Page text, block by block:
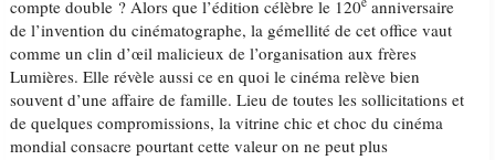
compte double ? Alors que l’édition célèbre le 120 anniversaire
de l’invention du cinématographe, la gémellité de cet office vaut
comme un clin d’œil malicieux de l’organisation aux frères
Lumières. Elle révèle aussi ce en quoi le cinéma relève bien
souvent d’une affaire de famille. Lieu de toutes les sollicitations et
de quelques compromissions, la vitrine chic et choc du cinéma
mondial consacre pourtant cette valeur on ne peut plus